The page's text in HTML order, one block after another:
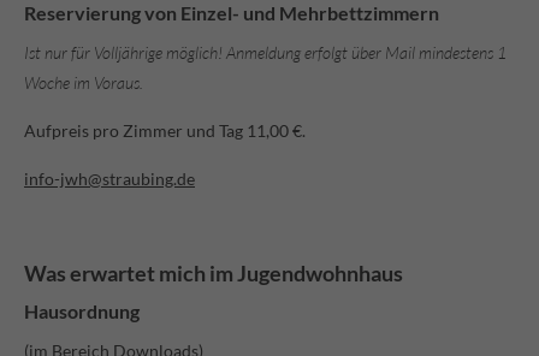
Reservierung von Einzel- und Mehrbettzimmern
Ist nur für Volljährige möglich! Anmeldung erfolgt über Mail mindestens 1
Woche im Voraus.
Aufpreis pro Zimmer und Tag 11,00 €.
info-jwh@straubing.de
Was erwartet mich im Jugendwohnhaus
Hausordnung
(im Bereich Downloads)